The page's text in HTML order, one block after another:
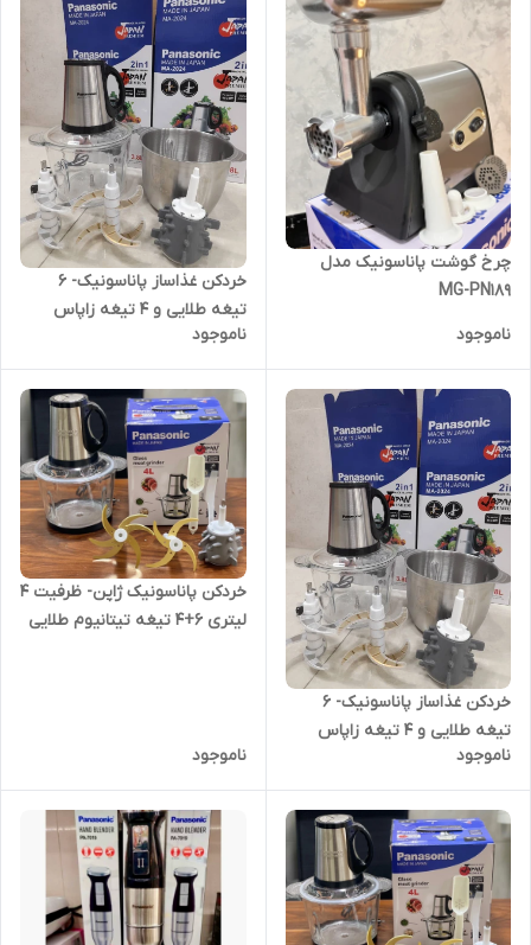
چرخ گوشت پاناسونیک مدل
MG-PN189
ناموجود
خردکن غذاساز پاناسونیک- 6
تیغه طلایی و 4 تیغه زاپاس
همراه با سیر پاک کن- قدرت
4500W وات- مدل MA 2024
ناموجود
خردکن غذاساز پاناسونیک- 6
تیغه طلایی و 4 تیغه زاپاس
همراه با سیر پاک کن - قدرت
4500W وات- مدل MA 2024
ناموجود
خردکن پاناسونیک ژاپن- ظرفیت ۴
لیتری 6+4 تیغه تیتانیوم طلایی
ناموجود